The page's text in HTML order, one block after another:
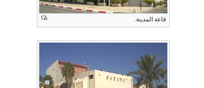
قاعة المدينة.